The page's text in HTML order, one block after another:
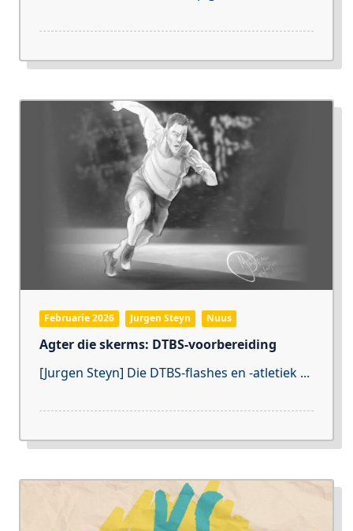
Februarie 2026 Jurgen Steyn Nuus
Agter die skerms: DTBS-voorbereiding
[Jurgen Steyn] Die DTBS-flashes en -atletiek ...